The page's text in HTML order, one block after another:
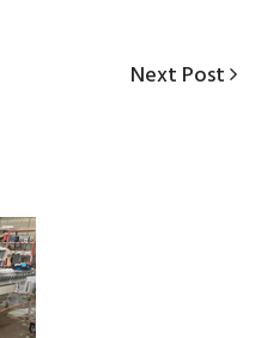
Sljede�i
Next Post